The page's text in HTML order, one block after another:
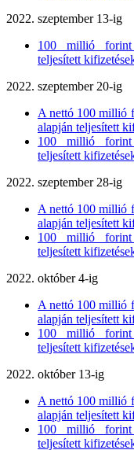
2022. szeptember 13-ig
100 millió forint
teljesített
2022. szeptember 20-ig
A nettó 100 millió
alapján teljesített
100 millió forint
teljesített
2022. szeptember 28-ig
A nettó 100 millió
alapján teljesített
100 millió forint
teljesített
2022. október 4-ig
A nettó 100 millió
alapján teljesített
100 millió forint
teljesített
2022. október 13-ig
A nettó 100 millió
alapján teljesített
100 millió forint
teljesített